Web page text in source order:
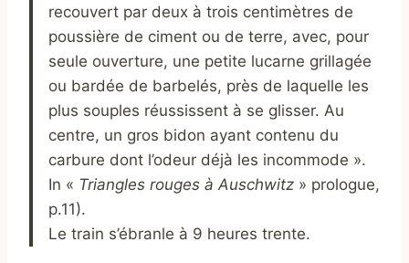
recouvert par deux à trois centimètres de
poussière de ciment ou de terre, avec, pour
seule ouverture, une petite lucarne grillagée
ou bardée de barbelés, près de laquelle les
plus souples réussissent à se glisser. Au
centre, un gros bidon ayant contenu du
carbure dont l’odeur déjà les incommode ».
In « Triangles rouges à Auschwitz » prologue,
p.11).
Le train s’ébranle à 9 heures trente.